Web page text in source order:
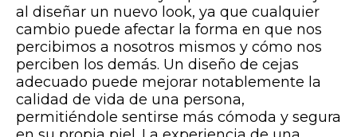
al diseñar un nuevo look, ya que cualquier
cambio puede afectar la forma en que nos
percibimos a nosotros mismos y cómo nos
perciben los demás. Un diseño de cejas
adecuado puede mejorar notablemente la
calidad de vida de una persona,
permitiéndole sentirse más cómoda y segura